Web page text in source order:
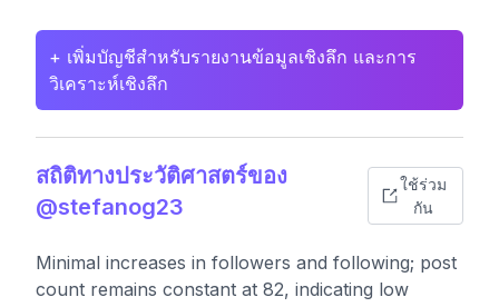
+ เพิ่มบัญชีสำหรับรายงานข้อมูลเชิงลึก และการ
วิเคราะห์เชิงลึก
สถิติทางประวัติศาสตร์ของ
@stefanog23
ใช้ร่วม
กัน
Minimal increases in followers and following; post
count remains constant at 82, indicating low